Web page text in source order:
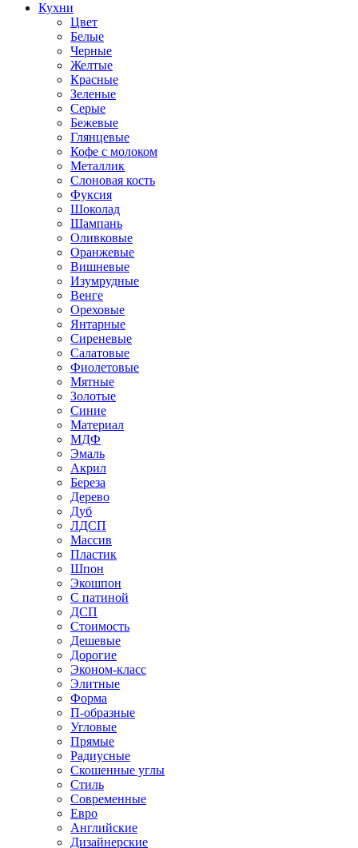
Кухни
Цвет
Белые
Черные
Желтые
Красные
Зеленые
Серые
Бежевые
Глянцевые
Кофе с молоком
Металлик
Слоновая кость
Фуксия
Шоколад
Шампань
Оливковые
Оранжевые
Вишневые
Изумрудные
Венге
Ореховые
Янтарные
Сиреневые
Салатовые
Фиолетовые
Мятные
Золотые
Синие
Материал
МДФ
Эмаль
Акрил
Береза
Дерево
Дуб
ЛДСП
Массив
Пластик
Шпон
Экошпон
С патиной
ДСП
Стоимость
Дешевые
Дорогие
Эконом-класс
Элитные
Форма
П-образные
Угловые
Прямые
Радиусные
Скошенные углы
Стиль
Современные
Евро
Английские
Дизайнерские